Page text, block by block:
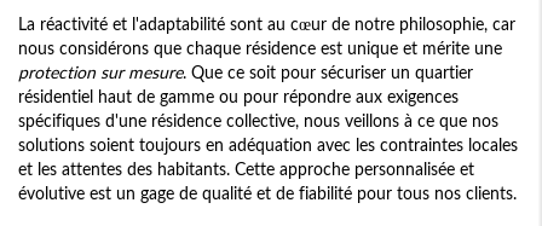
La réactivité et l'adaptabilité sont au cœur de notre philosophie, car
nous considérons que chaque résidence est unique et mérite une
protection sur mesure. Que ce soit pour sécuriser un quartier
résidentiel haut de gamme ou pour répondre aux exigences
spécifiques d'une résidence collective, nous veillons à ce que nos
solutions soient toujours en adéquation avec les contraintes locales
et les attentes des habitants. Cette approche personnalisée et
évolutive est un gage de qualité et de fiabilité pour tous nos clients.